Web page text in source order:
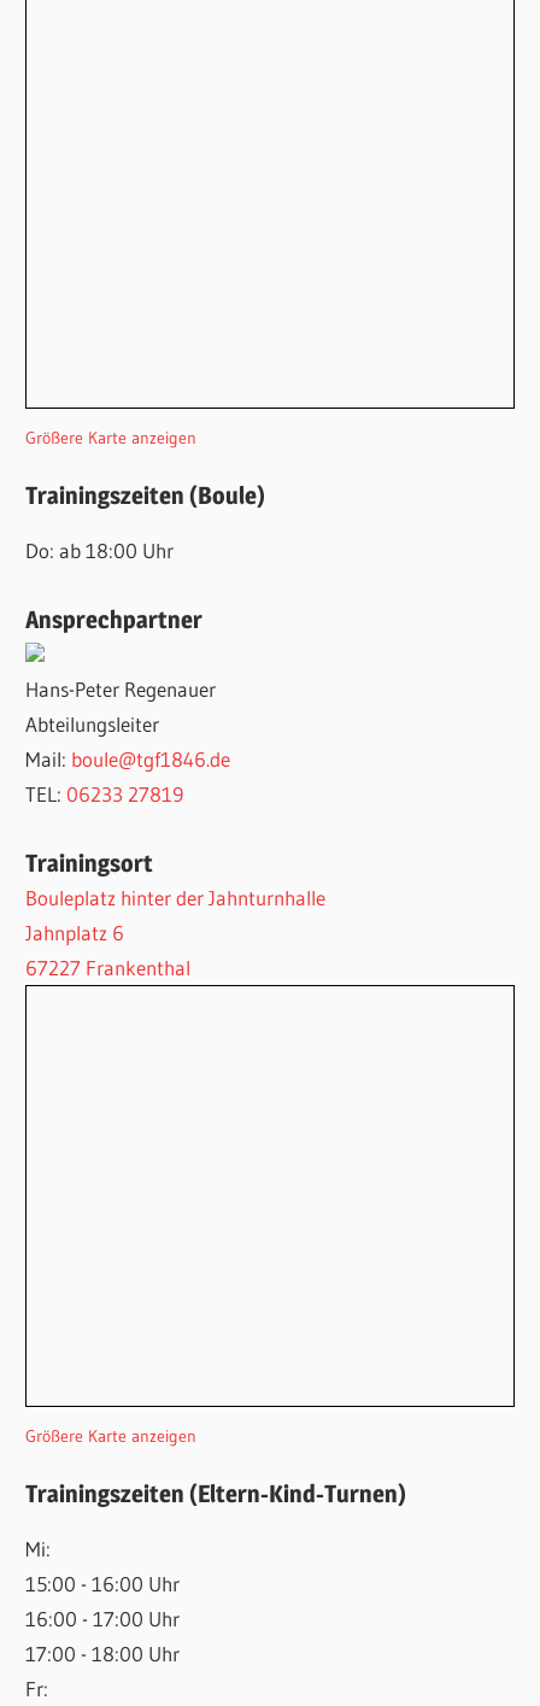
Größere Karte anzeigen
Trainingszeiten (Boule)
Do: ab 18:00 Uhr
Ansprechpartner
Hans-Peter Regenauer
Abteilungsleiter
Mail: boule@tgf1846.de
TEL: 06233 27819
Trainingsort
Bouleplatz hinter der Jahnturnhalle
Jahnplatz 6
67227 Frankenthal
Größere Karte anzeigen
Trainingszeiten (Eltern-Kind-Turnen)
Mi:
15:00 - 16:00 Uhr
16:00 - 17:00 Uhr
17:00 - 18:00 Uhr
Fr: